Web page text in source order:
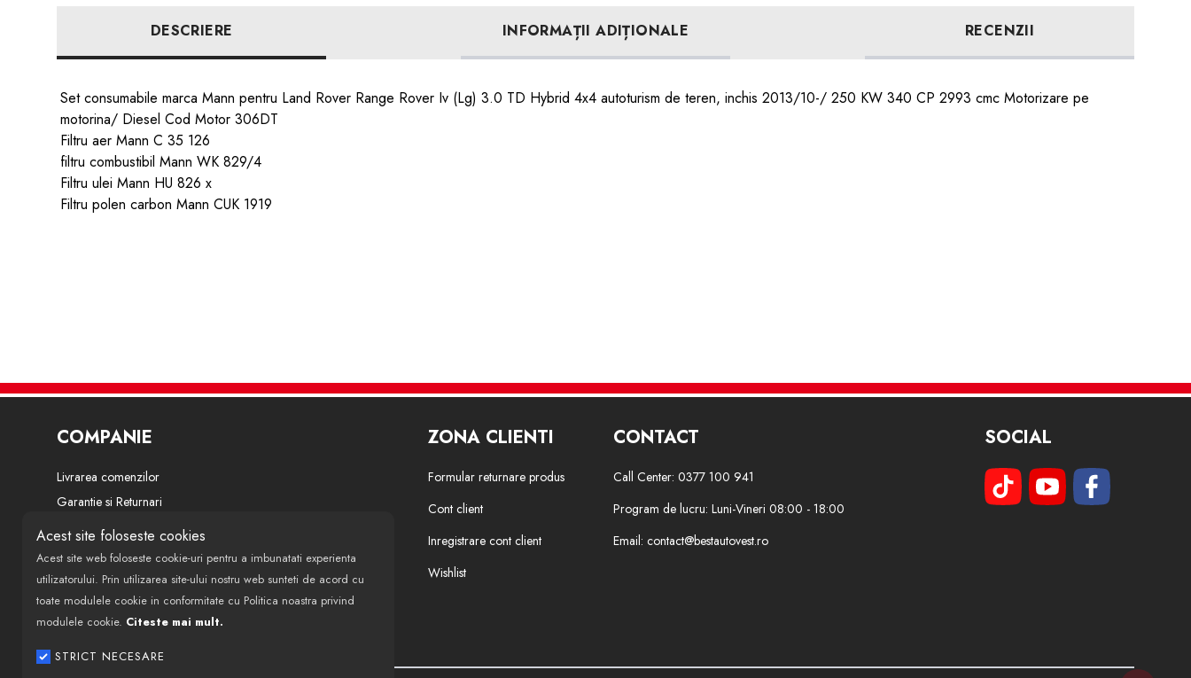
Acest site foloseste cookies
Acest site web foloseste cookie-uri pentru a imbunatati experienta
utilizatorului. Prin utilizarea site-ului nostru web sunteti de acord cu
toate modulele cookie in conformitate cu Politica noastra privind
modulele cookie. Citeste mai mult.
STRICT NECESARE
DESCRIERE INFORMAȚII ADIȚIONALE RECENZII
Set consumabile marca Mann pentru Land Rover Range Rover Iv (Lg) 3.0 TD Hybrid 4x4 autoturism de teren, inchis 2013/10-/ 250 KW 340 CP 2993 cmc Motorizare pe
motorina/ Diesel Cod Motor 306DT
Filtru aer Mann C 35 126
filtru combustibil Mann WK 829/4
Filtru ulei Mann HU 826 x
Filtru polen carbon Mann CUK 1919
COMPANIE
Livrarea comenzilor
Garantie si Returnari
Termeni si conditii
Politica de confidentialitate
Despre noi
Modalitati de finantare si plata
Politica de utilizare cookie-uri
ANPC
ZONA CLIENTI
Formular returnare produs
Cont client
Inregistrare cont client
Wishlist
CONTACT
Call Center: 0377 100 941
Program de lucru: Luni-Vineri 08:00 - 18:00
Email: contact@bestautovest.ro
SOCIAL